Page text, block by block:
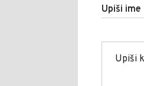
Upiši ime